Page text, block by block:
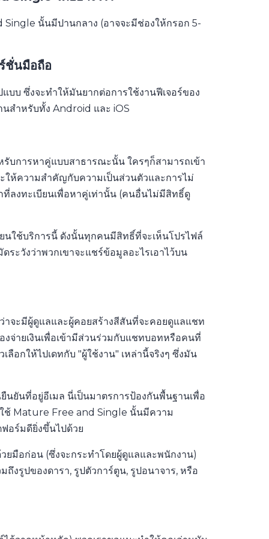
นั้นมีปานกลาง (อาจจะมีช่องให้กรอก 5-
ชั่นมือถือ
บบ ซึ่งจะทำให้มันยากต่อการใช้งานฟีเจอร์ของ
สำหรับทั้ง Android และ iOS
บการหาคู่แบบสาธารณะนั้น ใครๆก็สามารถเข้า
ให้ความสำคัญกับความเป็นส่วนตัวและการไม่
ลงทะเบียนเพื่อหาคู่เท่านั้น (คนอื่นไม่มีสิทธิ์ดู
นใช้บริการนี้ ดังนั้นทุกคนมีสิทธิ์ที่จะเห็นโปรไฟล์
ะวังว่าพวกเขาจะแชร์ข้อมูลอะไรเอาไว้บน
าจะมีผู้ดูแลและผู้คอยสร้างสีสันที่จะคอยดูแลแชท
จ่ายเงินเพื่อเข้ามีส่วนร่วมกับแชทบอทหรือคนที่
อกให้ไปเดทกับ "ผู้ใช้งาน" เหล่านี้จริงๆ ซึ่งมัน
ยันที่อยู่อีเมล นี่เป็นมาตรการป้องกันพื้นฐานเพื่อ
ช้ Mature Free and Single นั้นมีความ
อร์มดียิ่งขึ้นไปด้วย
มือก่อน (ซึ่งจะกระทำโดยผู้ดูแลและพนักงาน)
งรูปของดารา, รูปตัวการ์ตูน, รูปอนาจาร, หรือ